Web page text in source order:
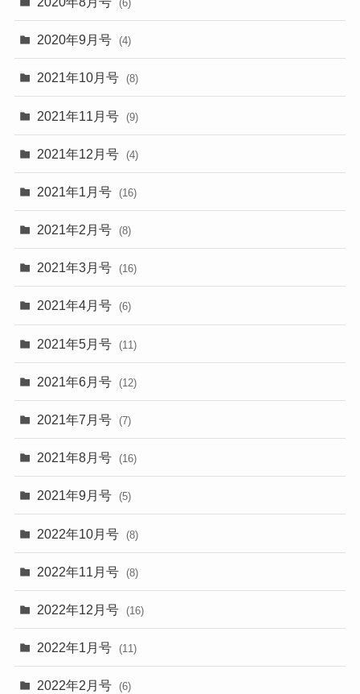
(6)
2020年9月号 (4)
2021年10月号 (8)
2021年11月号 (9)
2021年12月号 (4)
2021年1月号 (16)
2021年2月号 (8)
2021年3月号 (16)
2021年4月号 (6)
2021年5月号 (11)
2021年6月号 (12)
2021年7月号 (7)
2021年8月号 (16)
2021年9月号 (5)
2022年10月号 (8)
2022年11月号 (8)
2022年12月号 (16)
2022年1月号 (11)
2022年2月号 (6)